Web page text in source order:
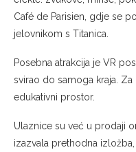
Café de Parisien, gdje se
jelovnikom s Titanica.
Posebna atrakcija je VR
svirao do samoga kraja.
edukativni prostor.
Ulaznice su već u prodaji
izazvala prethodna